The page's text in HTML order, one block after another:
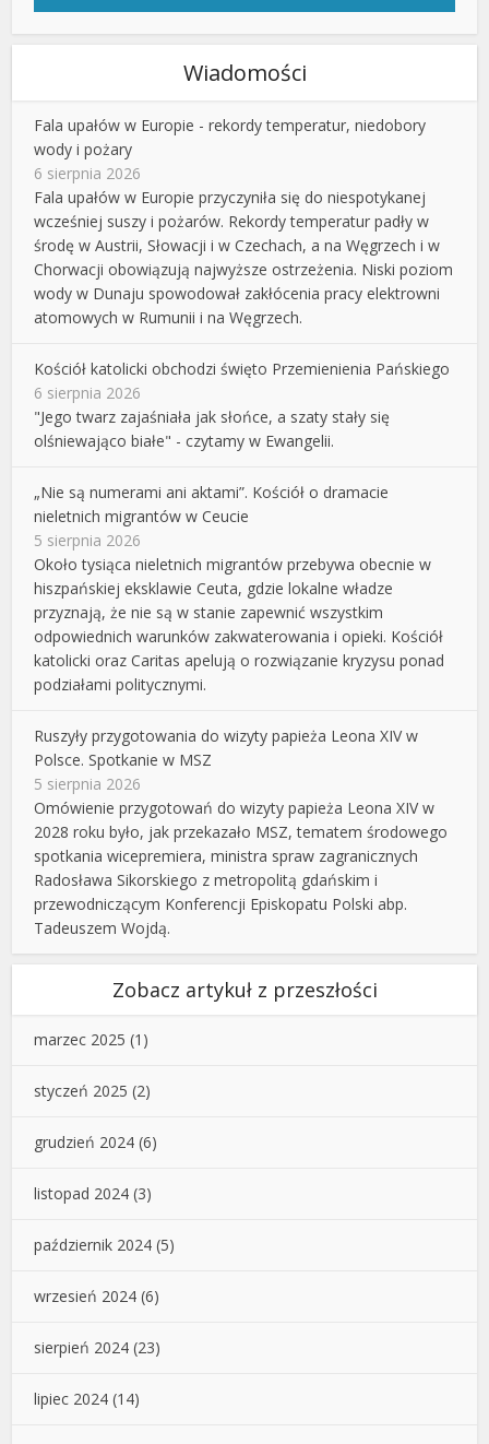
Wiadomości
Fala upałów w Europie - rekordy temperatur, niedobory
wody i pożary
6 sierpnia 2026
Fala upałów w Europie przyczyniła się do niespotykanej
wcześniej suszy i pożarów. Rekordy temperatur padły w
środę w Austrii, Słowacji i w Czechach, a na Węgrzech i w
Chorwacji obowiązują najwyższe ostrzeżenia. Niski poziom
wody w Dunaju spowodował zakłócenia pracy elektrowni
atomowych w Rumunii i na Węgrzech.
Kościół katolicki obchodzi święto Przemienienia Pańskiego
6 sierpnia 2026
"Jego twarz zajaśniała jak słońce, a szaty stały się
olśniewająco białe" - czytamy w Ewangelii.
„Nie są numerami ani aktami”. Kościół o dramacie
nieletnich migrantów w Ceucie
5 sierpnia 2026
Około tysiąca nieletnich migrantów przebywa obecnie w
hiszpańskiej eksklawie Ceuta, gdzie lokalne władze
przyznają, że nie są w stanie zapewnić wszystkim
odpowiednich warunków zakwaterowania i opieki. Kościół
katolicki oraz Caritas apelują o rozwiązanie kryzysu ponad
podziałami politycznymi.
Ruszyły przygotowania do wizyty papieża Leona XIV w
Polsce. Spotkanie w MSZ
5 sierpnia 2026
Omówienie przygotowań do wizyty papieża Leona XIV w
2028 roku było, jak przekazało MSZ, tematem środowego
spotkania wicepremiera, ministra spraw zagranicznych
Radosława Sikorskiego z metropolitą gdańskim i
przewodniczącym Konferencji Episkopatu Polski abp.
Tadeuszem Wojdą.
Zobacz artykuł z przeszłości
marzec 2025 (1)
styczeń 2025 (2)
grudzień 2024 (6)
listopad 2024 (3)
październik 2024 (5)
wrzesień 2024 (6)
sierpień 2024 (23)
lipiec 2024 (14)